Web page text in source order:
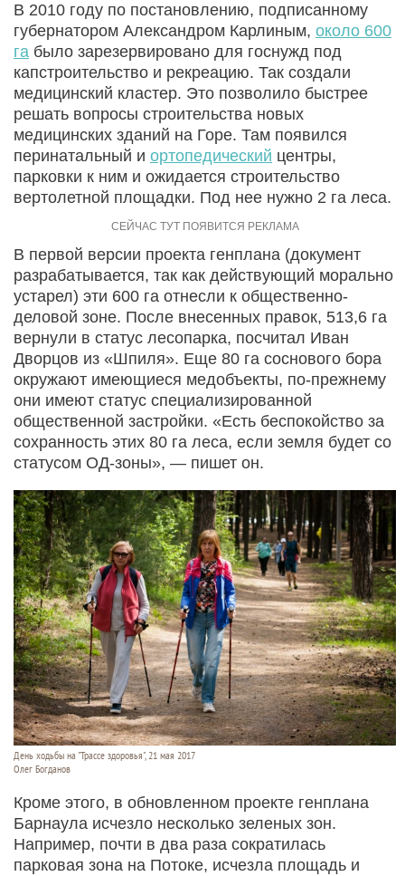
В 2010 году по постановлению, подписанному
губернатором Александром Карлиным, около 600
га было зарезервировано для госнужд под
капстроительство и рекреацию. Так создали
медицинский кластер. Это позволило быстрее
решать вопросы строительства новых
медицинских зданий на Горе. Там появился
перинатальный и ортопедический центры,
парковки к ним и ожидается строительство
вертолетной площадки. Под нее нужно 2 га леса.
В первой версии проекта генплана (документ
разрабатывается, так как действующий морально
устарел) эти 600 га отнесли к общественно-
деловой зоне. После внесенных правок, 513,6 га
вернули в статус лесопарка, посчитал Иван
Дворцов из «Шпиля». Еще 80 га соснового бора
окружают имеющиеся медобъекты, по-прежнему
они имеют статус специализированной
общественной застройки. «Есть беспокойство за
сохранность этих 80 га леса, если земля будет со
статусом ОД-зоны», — пишет он.
День ходьбы на "Трассе здоровья", 21 мая 2017
Олег Богданов
Кроме этого, в обновленном проекте генплана
Барнаула исчезло несколько зеленых зон.
Например, почти в два раза сократилась
парковая зона на Потоке, исчезла площадь и